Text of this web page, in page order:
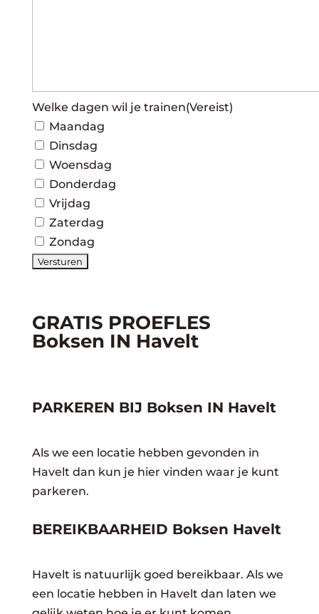
Welke dagen wil je trainen(Vereist)
Maandag
Dinsdag
Woensdag
Donderdag
Vrijdag
Zaterdag
Zondag
GRATIS PROEFLES
Boksen IN Havelt
PARKEREN BIJ Boksen IN Havelt
Als we een locatie hebben gevonden in
Havelt dan kun je hier vinden waar je kunt
parkeren.
BEREIKBAARHEID Boksen Havelt
Havelt is natuurlijk goed bereikbaar. Als we
een locatie hebben in Havelt dan laten we